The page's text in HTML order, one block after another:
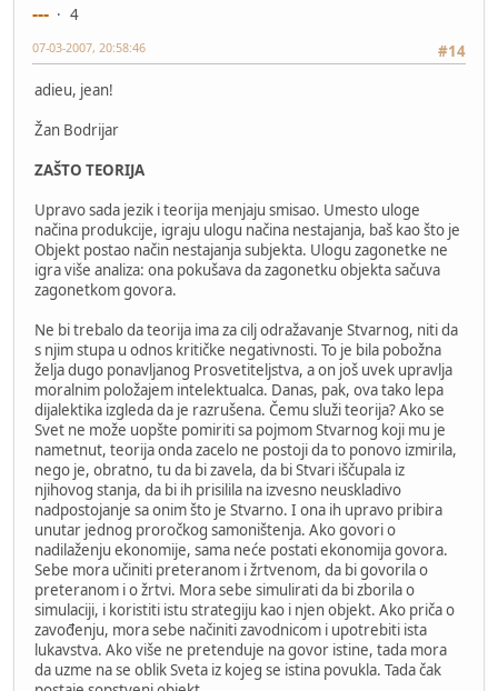
---
4
#14
07-03-2007, 20:58:46
adieu, jean!
Žan Bodrijar
ZAŠTO TEORIJA
Upravo sada jezik i teorija menjaju smisao. Umesto uloge
načina produkcije, igraju ulogu načina nestajanja, baš kao što je
Objekt postao način nestajanja subjekta. Ulogu zagonetke ne
igra više analiza: ona pokušava da zagonetku objekta sačuva
zagonetkom govora.
Ne bi trebalo da teorija ima za cilj odražavanje Stvarnog, niti da
s njim stupa u odnos kritičke negativnosti. To je bila pobožna
želja dugo ponavljanog Prosvetiteljstva, a on još uvek upravlja
moralnim položajem intelektualca. Danas, pak, ova tako lepa
dijalektika izgleda da je razrušena. Čemu služi teorija? Ako se
Svet ne može uopšte pomiriti sa pojmom Stvarnog koji mu je
nametnut, teorija onda zacelo ne postoji da to ponovo izmirila,
nego je, obratno, tu da bi zavela, da bi Stvari iščupala iz
njihovog stanja, da bi ih prisilila na izvesno neuskladivo
nadpostojanje sa onim što je Stvarno. I ona ih upravo pribira
unutar jednog proročkog samoništenja. Ako govori o
nadilaženju ekonomije, sama neće postati ekonomija govora.
Sebe mora učiniti preteranom i žrtvenom, da bi govorila o
preteranom i o žrtvi. Mora sebe simulirati da bi zborila o
simulaciji, i koristiti istu strategiju kao i njen objekt. Ako priča o
zavođenju, mora sebe načiniti zavodnicom i upotrebiti ista
lukavstva. Ako više ne pretenduje na govor istine, tada mora
da uzme na se oblik Sveta iz kojeg se istina povukla. Tada čak